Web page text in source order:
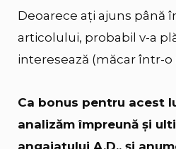
Deoarece ați ajuns până
articolului, probabil v-a
interesează (măcar într-o
Ca bonus pentru acest
analizăm împreună și